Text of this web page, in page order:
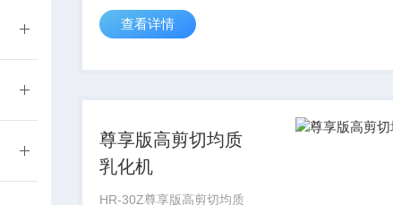
合、从而达到溶液中微生物
可完成样品的处理。有效地
查看详情
尊享版高剪切均质
乳化机
HR-30Z尊享版高剪切均质